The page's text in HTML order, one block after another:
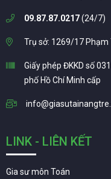
09.87.87.0217(24/7)
Trụ sở: 1269/17 Phạm
Giấy phép ĐKKD số
phố Hồ Chí Minh cấp
LINK - LIÊN KẾT
Gia sư môn Toán